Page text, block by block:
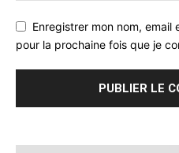
Enregistrer mon nom,
pour la prochaine fois que je